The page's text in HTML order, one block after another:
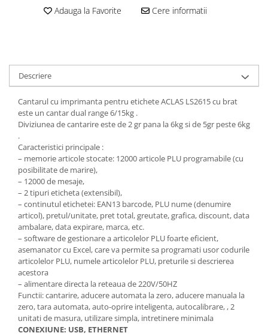
Adauga la Favorite Cere informatii
Descriere
Cantarul cu imprimanta pentru etichete ACLAS LS2615 cu brat
este un cantar dual range 6/15kg .
Diviziunea de cantarire este de 2 gr pana la 6kg si de 5gr peste 6kg
.
Caracteristici principale :
– memorie articole stocate: 12000 articole PLU programabile (cu
posibilitate de marire),
– 12000 de mesaje,
– 2 tipuri eticheta (extensibil),
– continutul etichetei: EAN13 barcode, PLU nume (denumire
articol), pretul/unitate, pret total, greutate, grafica, discount, data
ambalare, data expirare, marca, etc.
– software de gestionare a articolelor PLU foarte eficient,
asemanator cu Excel, care va permite sa programati usor codurile
articolelor PLU, numele articolelor PLU, preturile si descrierea
acestora
– alimentare directa la reteaua de 220V/50HZ
Functii: cantarire, aducere automata la zero, aducere manuala la
zero, tara automata, auto-oprire inteligenta, autocalibrare, , 2
unitati de masura, utilizare simpla, intretinere minimala
CONEXIUNE: USB, ETHERNET